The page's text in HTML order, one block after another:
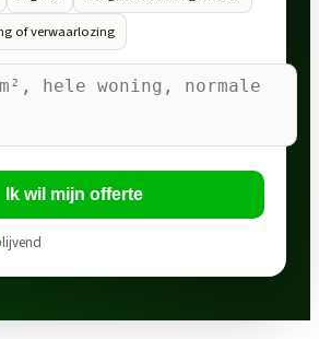
of verwaarlozing
Ik wil mijn offerte